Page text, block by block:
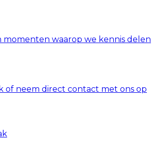
momenten waarop we kennis delen
of neem direct contact met ons op